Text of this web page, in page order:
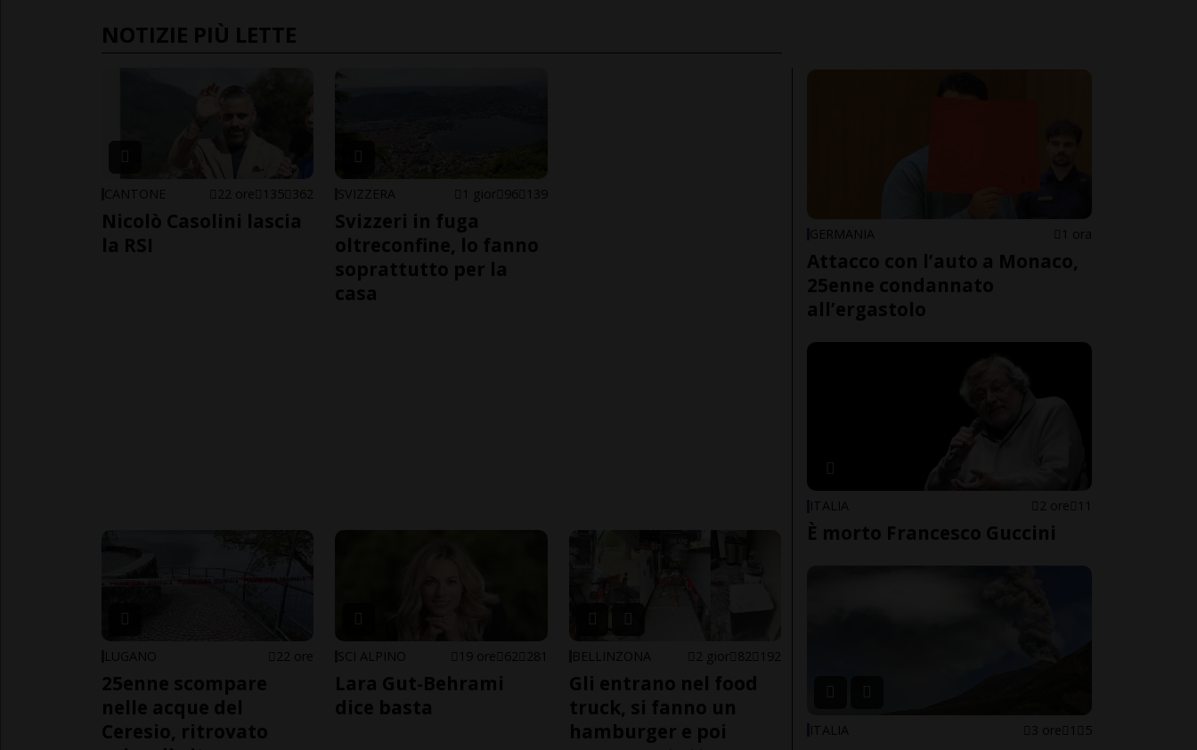
NOTIZIE PIÙ LETTE
CANTONE 22 ore 135 362
Nicolò Casolini lascia
la RSI
SVIZZERA 1 gior 96 139
Svizzeri in fuga
oltreconfine, lo fanno
soprattutto per la
casa
LUGANO 22 ore
25enne scompare
nelle acque del
Ceresio, ritrovato
SCI ALPINO 19 ore 62 281
Lara Gut-Behrami
dice basta
BELLINZONA 2 gior 82 192
Gli entrano nel food
truck, si fanno un
hamburger e poi
GERMANIA 1 ora
Attacco con l’auto a Monaco,
25enne condannato
all’ergastolo
ITALIA 2 ore 11
È morto Francesco Guccini
ITALIA 3 ore 1 5